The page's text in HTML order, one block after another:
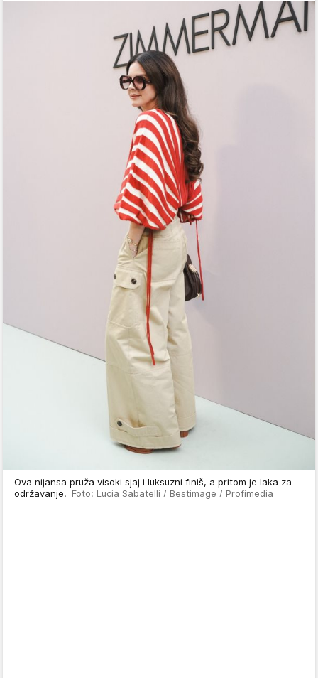
Ova nijansa pruža visoki sjaj i luksuzni finiš, a pritom je laka za
održavanje. Foto: Lucia Sabatelli / Bestimage / Profimedia